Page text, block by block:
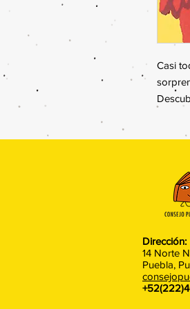
Casi
Dirección:
14 Norte
Puebla,